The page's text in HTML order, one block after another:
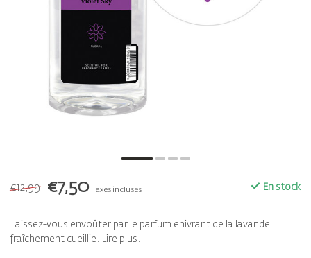
€12,99 €7,50 Taxes incluses En stock
Laissez-vous envoûter par le parfum enivrant de la lavande
fraîchement cueillie. Lire plus .